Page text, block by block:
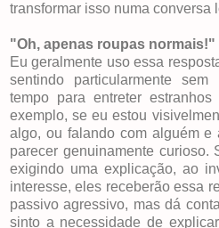
transformar isso numa conversa
"Oh, apenas roupas normais!"
Eu geralmente uso essa
sentindo particularmente
tempo para entreter
exemplo, se eu estou
algo, ou falando com alguém e
parecer genuinamente
exigindo uma explicação, ao
interesse, eles receberão essa
passivo agressivo, mas dá
sinto a necessidade de